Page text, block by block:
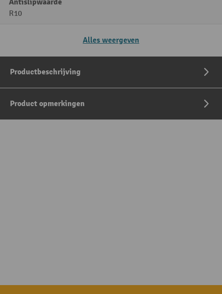
Antislipwaarde
R10
Alles weergeven
Productbeschrijving
Product opmerkingen